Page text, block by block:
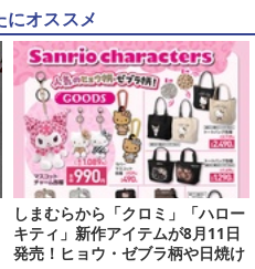
にオススメ
しまむらから「クロミ」「ハロー
キティ」新作アイテムが8月11日
発売！ヒョウ・ゼブラ柄や日焼け